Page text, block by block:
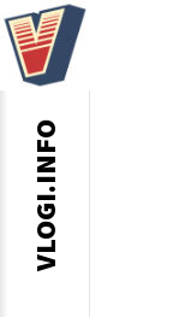
VLOGI.INFO